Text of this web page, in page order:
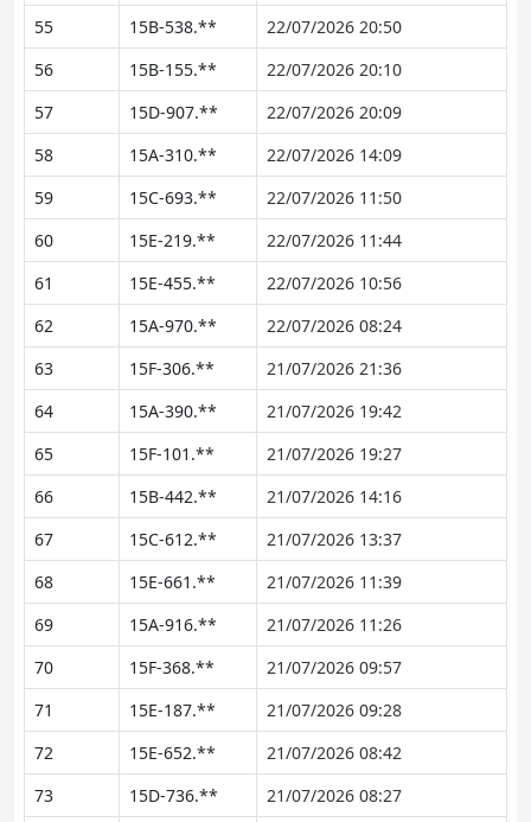
55 15B-538.**
22/07/2026 20:50
56
15B-155.**
22/07/2026 20:10
57
15D-907.**
22/07/2026 20:09
58
15A-310.**
22/07/2026 14:09
59
15C-693.**
22/07/2026 11:50
60
15E-219.**
22/07/2026 11:44
61
15E-455.**
22/07/2026 10:56
62
15A-970.**
22/07/2026 08:24
63
15F-306.**
21/07/2026 21:36
64
15A-390.**
21/07/2026 19:42
65
15F-101.**
21/07/2026 19:27
66
15B-442.**
21/07/2026 14:16
67
15C-612.**
21/07/2026 13:37
68
15E-661.**
21/07/2026 11:39
69
15A-916.**
21/07/2026 11:26
70
15F-368.**
21/07/2026 09:57
71
15E-187.**
21/07/2026 09:28
72
15E-652.**
21/07/2026 08:42
73
15D-736.**
21/07/2026 08:27